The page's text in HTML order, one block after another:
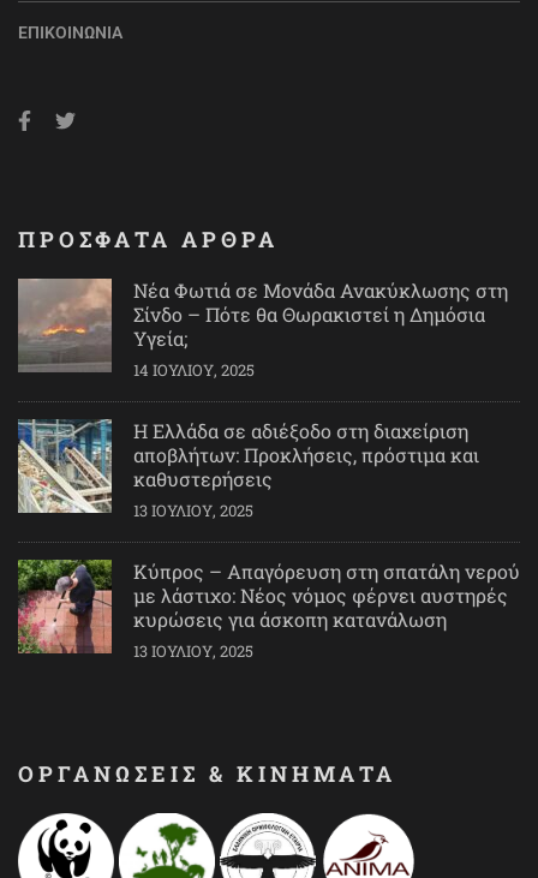
ΕΠΙΚΟΙΝΩΝΊΑ
ΠΡΟΣΦΑΤΑ ΑΡΘΡΑ
Νέα Φωτιά σε Μονάδα Ανακύκλωσης στη
Σίνδο – Πότε θα Θωρακιστεί η Δημόσια
Υγεία;
14 ΙΟΥΛΊΟΥ, 2025
Η Ελλάδα σε αδιέξοδο στη διαχείριση
αποβλήτων: Προκλήσεις, πρόστιμα και
καθυστερήσεις
13 ΙΟΥΛΊΟΥ, 2025
Κύπρος – Απαγόρευση στη σπατάλη νερού
με λάστιχο: Νέος νόμος φέρνει αυστηρές
κυρώσεις για άσκοπη κατανάλωση
13 ΙΟΥΛΊΟΥ, 2025
ΟΡΓΑΝΩΣΕΙΣ & ΚΙΝΗΜΑΤΑ